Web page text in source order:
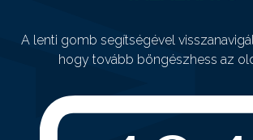
A lenti gomb segítségével
hogy tovább böngészhess az